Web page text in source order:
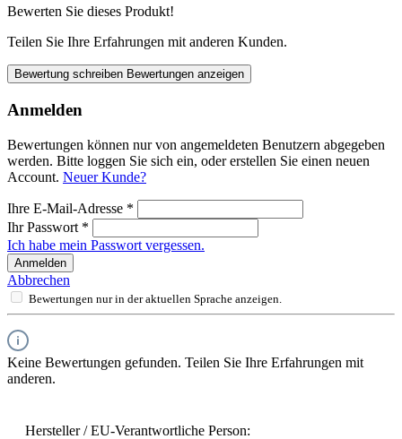
Bewerten Sie dieses Produkt!
Teilen Sie Ihre Erfahrungen mit anderen Kunden.
Bewertung schreiben Bewertungen anzeigen
Anmelden
Bewertungen können nur von angemeldeten Benutzern abgegeben
werden. Bitte loggen Sie sich ein, oder erstellen Sie einen neuen
Account. Neuer Kunde?
Ihre E-Mail-Adresse *
Ihr Passwort *
Ich habe mein Passwort vergessen.
Anmelden
Abbrechen
Bewertungen nur in der aktuellen Sprache anzeigen.
Keine Bewertungen gefunden. Teilen Sie Ihre Erfahrungen mit
anderen.
Hersteller / EU-Verantwortliche Person: